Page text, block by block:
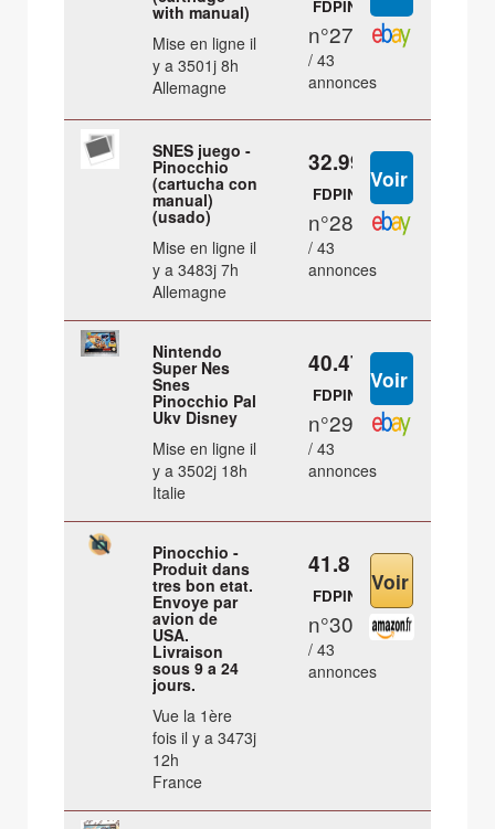
with manual)
Mise en ligne il
y a 3501j 8h
Allemagne
FDPIN
n°27
/ 43
annonces
SNES juego -
Pinocchio
(cartucha con
manual)
(usado)
Mise en ligne il
y a 3483j 7h
Allemagne
32.99 €
FDPIN
n°28
/ 43
annonces
Nintendo
Super Nes
Snes
Pinocchio Pal
Ukv Disney
Mise en ligne il
y a 3502j 18h
Italie
40.47 €
FDPIN
n°29
/ 43
annonces
Pinocchio -
Produit dans
tres bon etat.
Envoye par
avion de
USA.
Livraison
sous 9 a 24
jours.
Vue la 1ère
fois il y a 3473j
12h
France
41.8 €
FDPIN
n°30
/ 43
annonces